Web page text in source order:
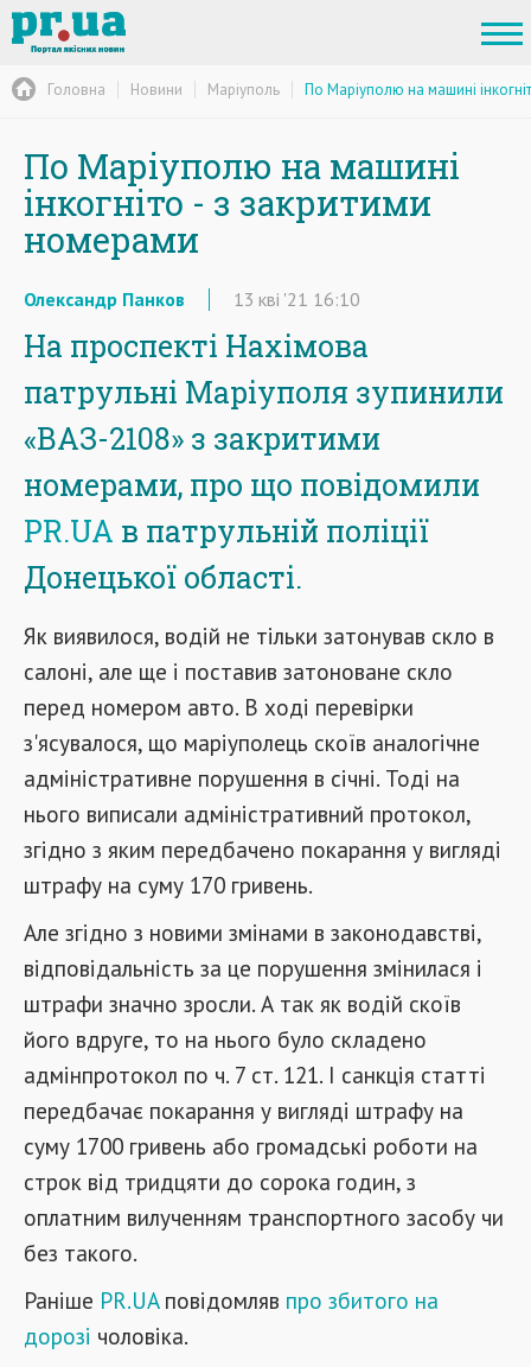
Головна Новини Маріуполь По Маріуполю на машині
По Маріуполю на машині
інкогніто - з закритими
номерами
Олександр Панков 13 кві '21 16:10
На проспекті Нахімова
патрульні Маріуполя зупинили
«ВАЗ-2108» з закритими
номерами, про що повідомили
PR.UA в патрульній поліції
Донецької області.
Як виявилося, водій не тільки затонував скло в
салоні, але ще і поставив затоноване скло
перед номером авто. В ході перевірки
з'ясувалося, що маріуполець скоїв аналогічне
адміністративне порушення в січні. Тоді на
нього виписали адміністративний протокол,
згідно з яким передбачено покарання у вигляді
штрафу на суму 170 гривень.
Але згідно з новими змінами в законодавстві,
відповідальність за це порушення змінилася і
штрафи значно зросли. А так як водій скоїв
його вдруге, то на нього було складено
адмінпротокол по ч. 7 ст. 121. І санкція статті
передбачає покарання у вигляді штрафу на
суму 1700 гривень або громадські роботи на
строк від тридцяти до сорока годин, з
оплатним вилученням транспортного засобу чи
без такого.
Раніше PR.UAповідомляв про збитого на
дорозі чоловіка.